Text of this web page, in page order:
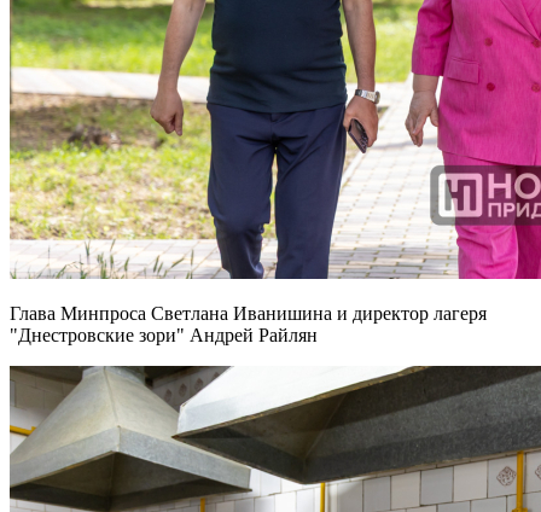
Глава Минпроса Светлана Иванишина и директор лагеря
"Днестровские зори" Андрей Райлян